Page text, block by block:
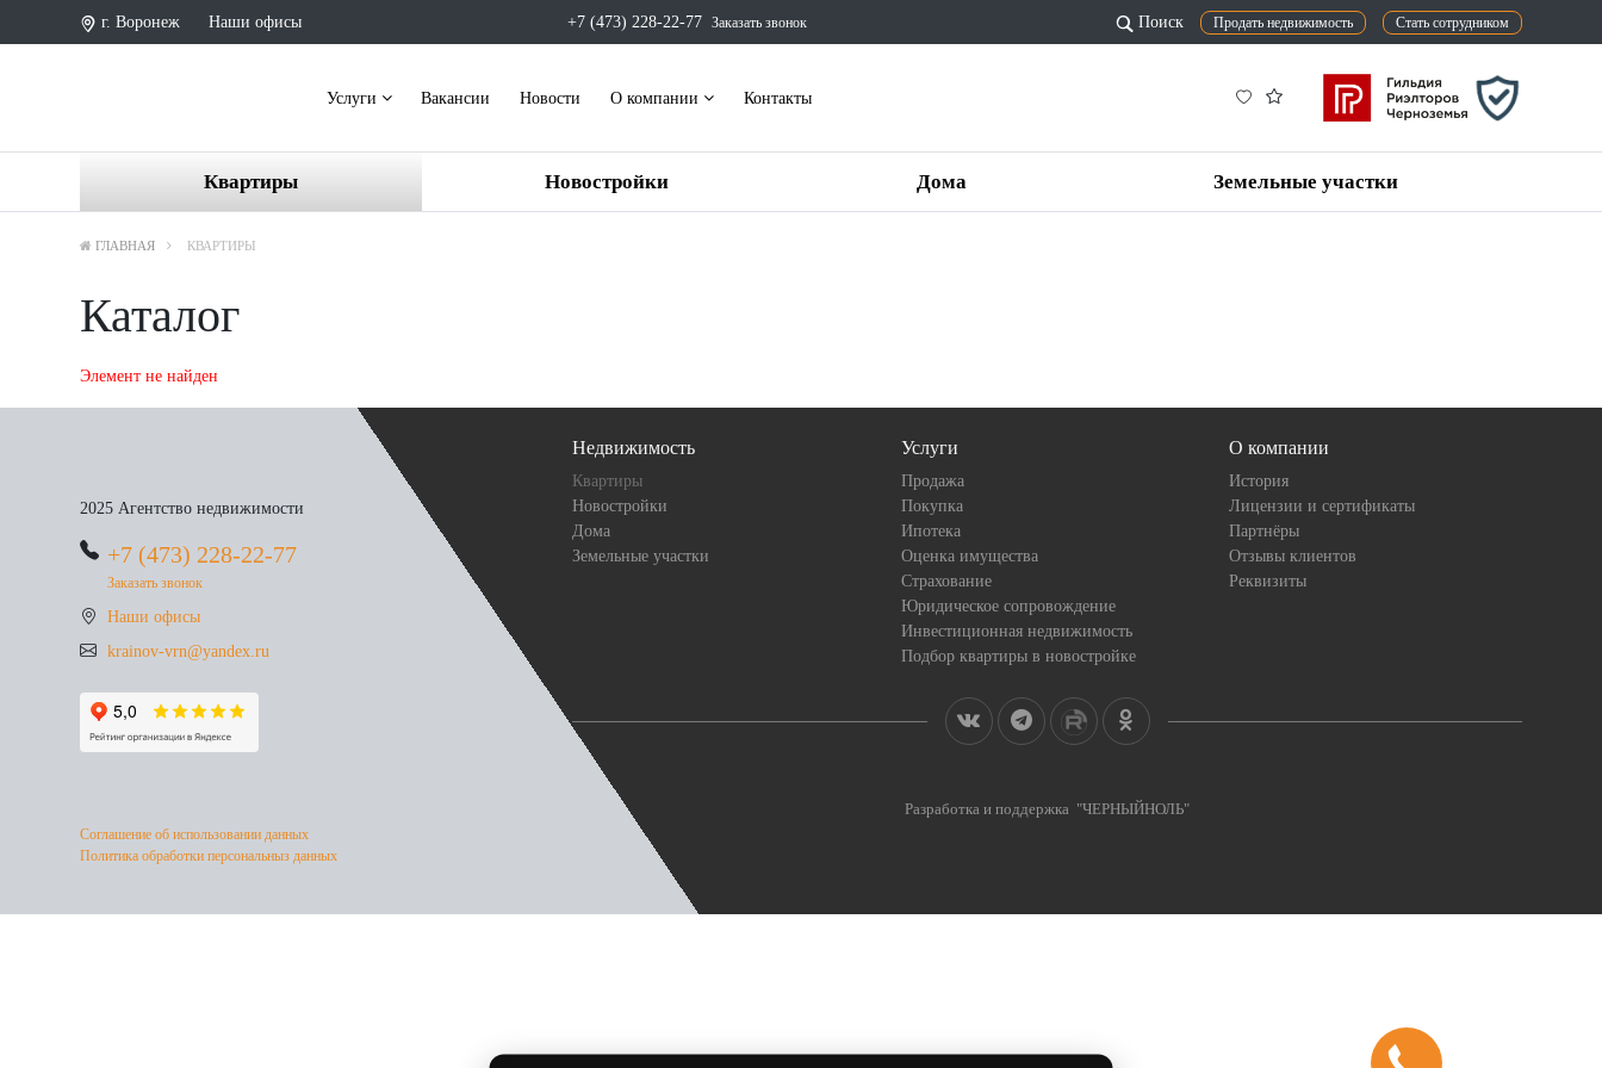
г. Воронеж Наши офисы +7 (473) 228-22-77 Заказать звонок Поиск Продать недвижимость Стать сотрудником
Услуги Вакансии Новости О компании Контакты
Квартиры Новостройки Дома Земельные участки
ГЛАВНАЯ КВАРТИРЫ
Каталог
Элемент не найден
2025 Агентство недвижимости
+7 (473) 228-22-77
Заказать звонок
Наши офисы
krainov-vrn@yandex.ru
Соглашение об использовании данных
Политика обработки персональныз данных
Недвижимость
Квартиры
Новостройки
Дома
Земельные участки
Услуги
Продажа
Покупка
Ипотека
Оценка имущества
Страхование
Юридическое сопровождение
Инвестиционная недвижимость
Подбор квартиры в новостройке
О компании
История
Лицензии и сертификаты
Партнёры
Отзывы клиентов
Реквизиты
Разработка и поддержка "ЧЕРНЫЙНОЛЬ"